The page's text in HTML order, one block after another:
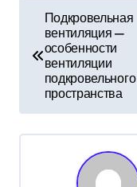
и
г
Подкровельная
вентиляция —
особенности
вентиляции
подкровельного
пространства